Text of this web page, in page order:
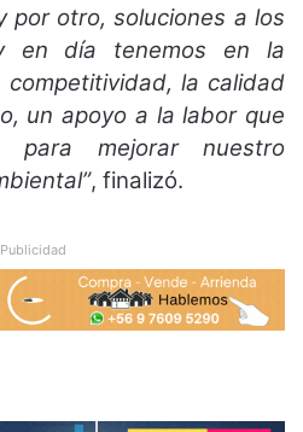
por otro, soluciones a los
en día tenemos en la
competitividad, la calidad
un apoyo a la labor que
para mejorar nuestro
, finalizó.
Publicidad